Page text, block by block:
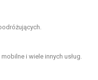
i wiele innych usług.